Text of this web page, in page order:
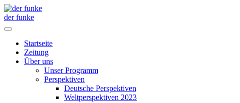
der funke
Startseite
Zeitung
Über uns
Unser Programm
Perspektiven
Deutsche Perspektiven
Weltperspektiven 2023